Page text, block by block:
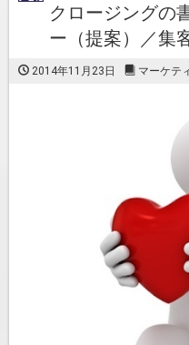
クロージングの
ー（提案）／集
2014年11月23日 マーケテ